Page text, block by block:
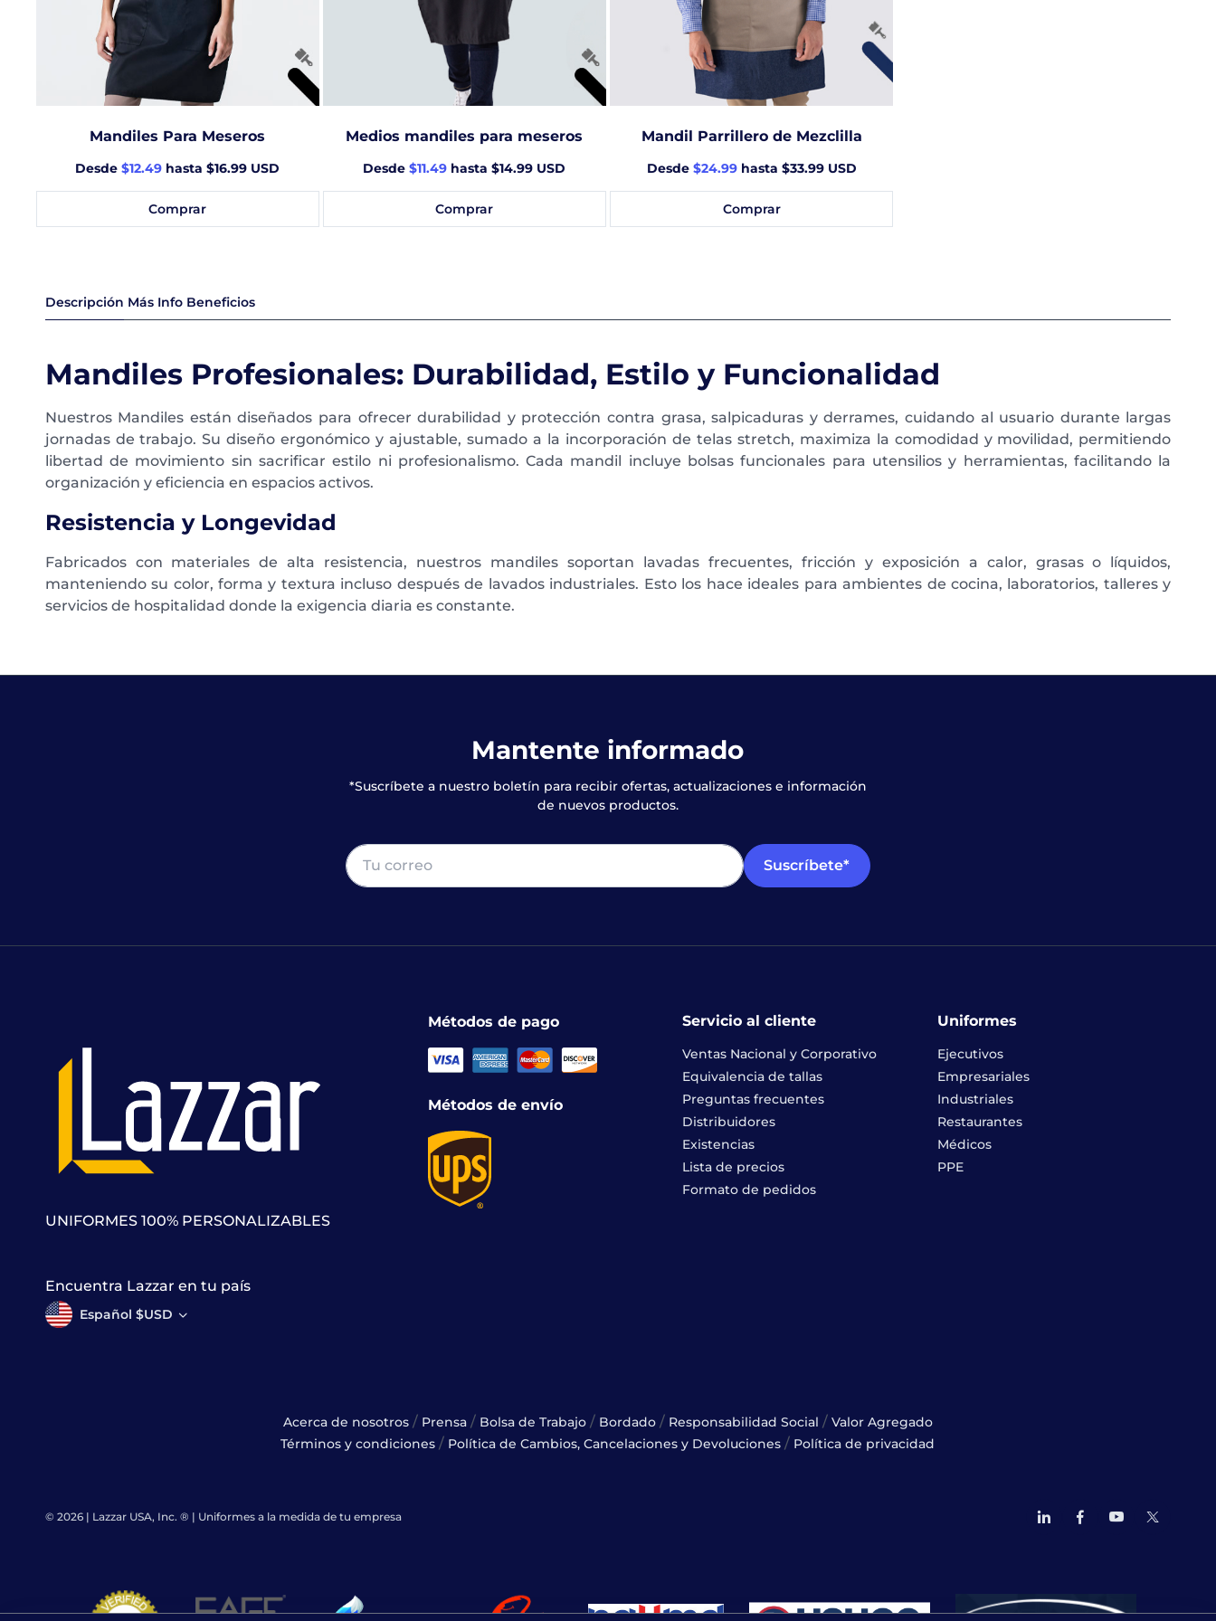
Mandiles Para Meseros
Desde$12.49 hasta $16.99 USD
Comprar
Medios mandiles para meseros
Desde$11.49 hasta $14.99 USD
Comprar
Mandil Parrillero de Mezclilla
Desde $24.99hasta $33.99 USD
Comprar
Descripción Más Info Beneficios
Mandiles Profesionales: Durabilidad, Estilo y Funcionalidad
Nuestros Mandiles están diseñados para ofrecer durabilidad y protección contra grasa, salpicaduras y derrames, cuidando al usuario durante largas
jornadas de trabajo. Su diseño ergonómico y ajustable, sumado a la incorporación de telas stretch, maximiza la comodidad y movilidad, permitiendo
libertad de movimiento sin sacrificar estilo ni profesionalismo. Cada mandil incluye bolsas funcionales para utensilios y herramientas, facilitando la
organización y eficiencia en espacios activos.
Resistencia y Longevidad
Fabricados con materiales de alta resistencia, nuestros mandiles soportan lavadas frecuentes, fricción y exposición a calor, grasas o líquidos,
manteniendo su color, forma y textura incluso después de lavados industriales. Esto los hace ideales para ambientes de cocina, laboratorios, talleres y
servicios de hospitalidad donde la exigencia diaria es constante.
Mantente informado
*Suscríbete a nuestro boletín para recibir ofertas, actualizaciones e información
de nuevos productos.
Suscríbete*
UNIFORMES 100% PERSONALIZABLES
Encuentra Lazzar en tu país
Español $USD
Métodos de pago
Métodos de envío
Servicio al cliente
Ventas Nacional y Corporativo
Equivalencia de tallas
Preguntas frecuentes
Distribuidores
Existencias
Lista de precios
Formato de pedidos
Uniformes
Ejecutivos
Empresariales
Industriales
Restaurantes
Médicos
PPE
Acerca de nosotros / Prensa / Bolsa de Trabajo / Bordado / Responsabilidad Social / Valor Agregado
Términos y condiciones / Política de Cambios, Cancelaciones y Devoluciones / Política de privacidad
© 2026 | Lazzar USA, Inc. ® | Uniformes a la medida de tu empresa